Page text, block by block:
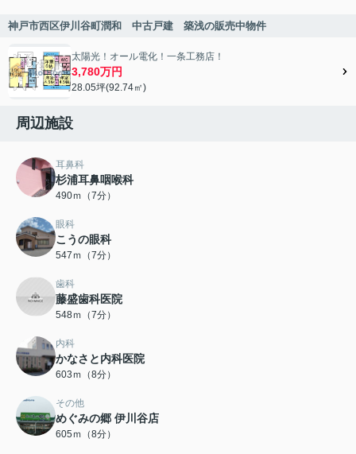
神戸市西区伊川谷町潤和 中古戸建 築浅の販売中物件
太陽光！オール電化！一条工務店！
3,780万円
28.05坪(92.74㎡)
周辺施設
耳鼻科
杉浦耳鼻咽喉科
490ｍ（7分）
眼科
こうの眼科
547ｍ（7分）
歯科
藤盛歯科医院
548ｍ（7分）
内科
かなさと内科医院
603ｍ（8分）
その他
めぐみの郷 伊川谷店
605ｍ（8分）